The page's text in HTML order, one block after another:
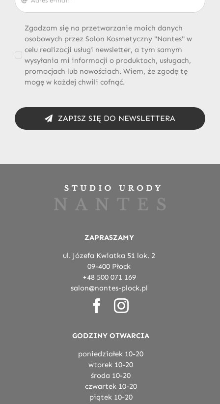
Zgadzam się na przetwarzanie moich danych
osobowych przez Salon Kosmetyczny "Nantes" w
celu realizacji usługi newsletter, a tym samym
wysyłania mi informacji o produktach, usługach,
promocjach lub nowościach. Wiem, że zgodę tę
mogę w każdej chwili cofnąć.
ZAPISZ SIĘ DO NEWSLETTERA
ZAPRASZAMY
ul. Józefa Kwiatka 51 lok. 2
09-400 Płock
+48 500 071 169
salon@nantes-plock.pl
GODZINY OTWARCIA
poniedziałek 10-20
wtorek 10-20
środa 10-20
czwartek 10-20
piątek 10-20